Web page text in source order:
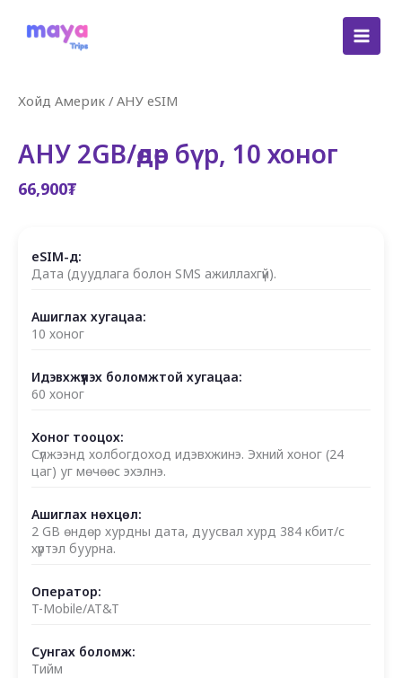
Хойд Америк / АНУ eSIM
АНУ 2GB/өдөр бүр, 10 хоног
66,900₮
eSIM-д:
Дата (дуудлага болон SMS ажиллахгүй).
Ашиглах хугацаа:
10 хоног
Идэвхжүүлэх боломжтой хугацаа:
60 хоног
Хоног тооцох:
Сүлжээнд холбогдоход идэвхжинэ. Эхний хоног (24
цаг) уг мөчөөс эхэлнэ.
Ашиглах нөхцөл:
2 GB өндөр хурдны дата, дуусвал хурд 384 кбит/с
хүртэл буурна.
Оператор:
T-Mobile/AT&T
Сунгах боломж:
Тийм